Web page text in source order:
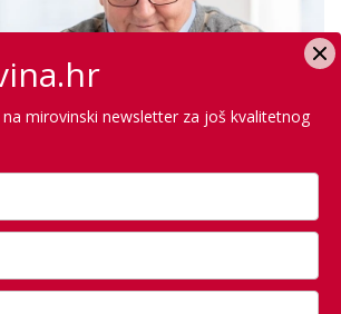
umirovljenike: 'Zbog
postaju meta prijevare'
mirovinski newsletter za još kvalitetnog